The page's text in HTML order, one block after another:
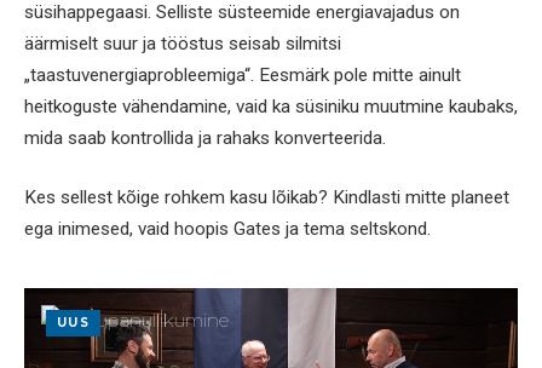
süsihappegaasi. Selliste süsteemide energiavajadus on
äärmiselt suur ja tööstus seisab silmitsi
„taastuvenergiaprobleemiga“. Eesmärk pole mitte ainult
heitkoguste vähendamine, vaid ka süsiniku muutmine kaubaks,
mida saab kontrollida ja rahaks konverteerida.
Kes sellest kõige rohkem kasu lõikab? Kindlasti mitte planeet
ega inimesed, vaid hoopis Gates ja tema seltskond.
UUS